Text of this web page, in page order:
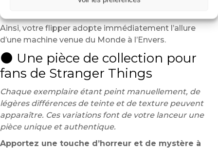
Ainsi, votre flipper adopte immédiatement l’allure
d’une machine venue du Monde à l’Envers.
🌑 Une pièce de collection pour
fans de Stranger Things
Chaque exemplaire étant peint manuellement, de
légères différences de teinte et de texture peuvent
apparaître. Ces variations font de votre lanceur une
pièce unique et authentique.
Apportez une touche d’horreur et de mystère à